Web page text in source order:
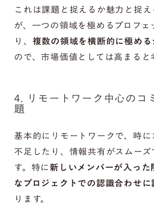
これは課題と捉えるか魅力と捉
が、一つの領域を極めるプロフ
り、 複数の領域を横断的に極め
ので、市場価値としては高まると
4. リモートワーク中心のコ
題
基本的にリモートワークで、時
不足したり、情報共有がスムー
す。特に新しいメンバーが入っ
なプロジェクトでの認識合わせ
ります。